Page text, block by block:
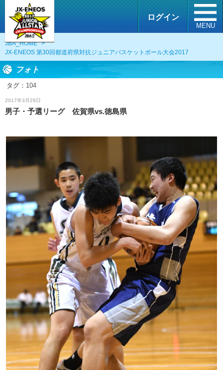
ログイン
MENU
JBA_HOME
>
JX-ENEOS 第30回都道府県対抗ジュニアバスケットボール大会2017
フォト
タグ： 104
2017年3月29日
男子・予選リーグ 佐賀県vs.徳島県